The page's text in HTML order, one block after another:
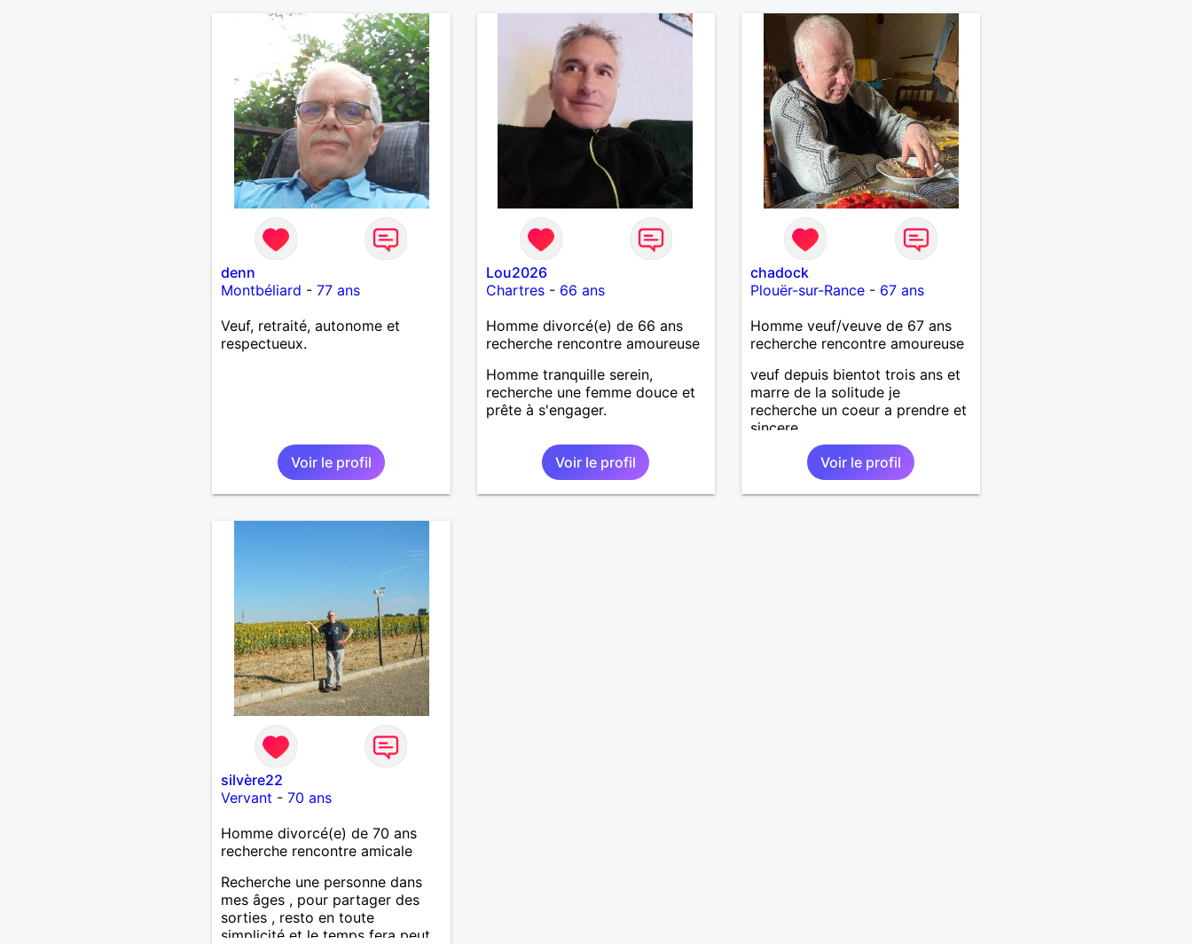
denn
Montbéliard - 77 ans
Veuf, retraité, autonome et
respectueux.
Voir le profil
Lou2026
Chartres- 66 ans
Homme divorcé(e) de 66 ans
recherche rencontre amoureuse
Homme tranquille serein,
recherche une femme douce et
prête à s'engager.
Voir le profil
chadock
Plouër-sur-Rance - 67 ans
Homme veuf/veuve de 67 ans
recherche rencontre amoureuse
veuf depuis bientot trois ans et
marre de la solitude je
recherche un coeur a prendre et
sincere
Voir le profil
silvère22
Vervant - 70 ans
Homme divorcé(e) de 70 ans
recherche rencontre amicale
Recherche une personne dans
mes âges , pour partager des
sorties , resto en toute
simplicité et le temps fera peut